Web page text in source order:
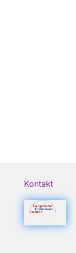
Kontakt